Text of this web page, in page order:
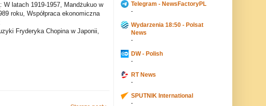
latach 1919-1957, Mandżukuo w
roku, Współpraca ekonomiczna
Fryderyka Chopina w Japonii,
Telegram - NewsFactoryPL
-
Wydarzenia 18:50 - Polsat
News
-
DW - Polish
-
RT News
-
SPUTNIK International
-